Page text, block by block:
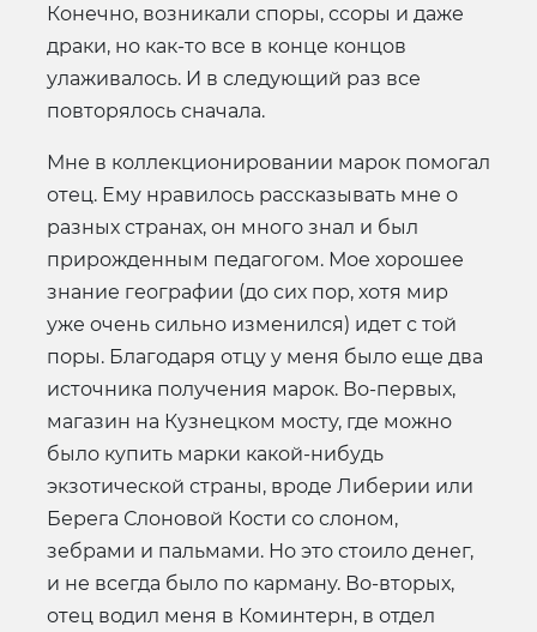
Конечно, возникали споры, ссоры и даже
драки, но как-то все в конце концов
улаживалось. И в следующий раз все
повторялось сначала.
Мне в коллекционировании марок помогал
отец. Ему нравилось рассказывать мне о
разных странах, он много знал и был
прирожденным педагогом. Мое хорошее
знание географии (до сих пор, хотя мир
уже очень сильно изменился) идет с той
поры. Благодаря отцу у меня было еще два
источника получения марок. Во-первых,
магазин на Кузнецком мосту, где можно
было купить марки какой-нибудь
экзотической страны, вроде Либерии или
Берега Слоновой Кости со слоном,
зебрами и пальмами. Но это стоило денег,
и не всегда было по карману. Во-вторых,
отец водил меня в Коминтерн, в отдел